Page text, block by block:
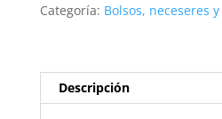
Categoría: Bolsos, neceseres
Descripción